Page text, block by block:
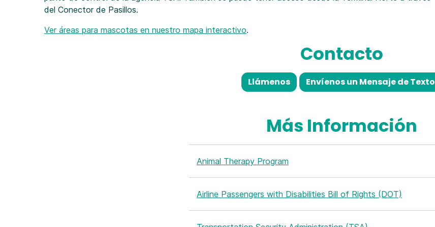
del Conector de Pasillos.
Ver áreas para mascotas en nuestro mapa interactivo.
Contacto
Llámenos Envíenos un Mensaje de Texto
Más Información
Animal Therapy Program
Airline Passengers with Disabilities Bill of Rights (DOT)